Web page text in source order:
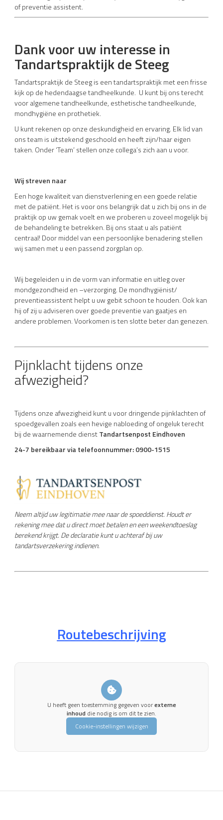
of preventie assistent.
Dank voor uw interesse in
Tandartspraktijk de Steeg
Tandartspraktijk de Steeg is een tandartspraktijk met een frisse
kijk op de hedendaagse tandheelkunde. U kunt bij ons terecht
voor algemene tandheelkunde, esthetische tandheelkunde,
mondhygiëne en prothetiek.
U kunt rekenen op onze deskundigheid en ervaring. Elk lid van
ons team is uitstekend geschoold en heeft zijn/haar eigen
taken. Onder ‘Team’ stellen onze collega’s zich aan u voor.
Wij streven naar
Een hoge kwaliteit van dienstverlening en een goede relatie
met de patiënt. Het is voor ons belangrijk dat u zich bij ons in de
praktijk op uw gemak voelt en we proberen u zoveel mogelijk bij
de behandeling te betrekken. Bij ons staat u als patiënt
centraal! Door middel van een persoonlijke benadering stellen
wij samen met u een passend zorgplan op.
Wij begeleiden u in de vorm van informatie en uitleg over
mondgezondheid en –verzorging. De mondhygiënist/
preventieassistent helpt u uw gebit schoon te houden. Ook kan
hij of zij u adviseren over goede preventie van gaatjes en
andere problemen. Voorkomen is ten slotte beter dan genezen.
Pijnklacht tijdens onze
afwezigheid?
Tijdens onze afwezigheid kunt u voor dringende pijnklachten of
spoedgevallen zoals een hevige nabloeding of ongeluk terecht
bij de waarnemende dienstTandartsenpost Eindhoven
24-7 bereikbaar via telefoonnummer: 0900-1515
Neem altijd uw legitimatie mee naar de spoeddienst. Houdt er
rekening mee dat u direct moet betalen en een weekendtoeslag
berekend krijgt. De declaratie kunt u achteraf bij uw
tandartsverzekering indienen.
Routebeschrijving
U heeft geen toestemming gegeven voorexterne
inhoud die nodig is om dit te zien.
Cookie-instellingen wijzigen